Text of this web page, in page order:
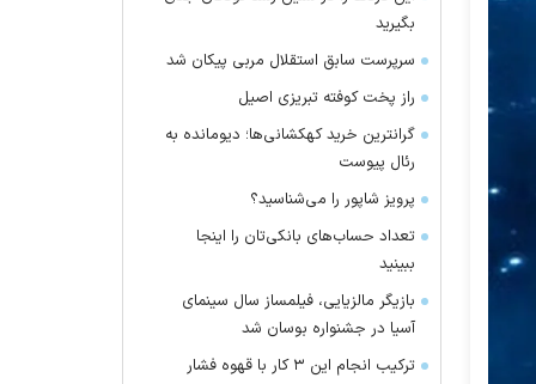
بگیرید
سرپرست سابق استقلال مربی پیکان شد
راز پخت کوفته تبریزی اصیل
گرانترین خرید کهکشانی‌ها؛ دیومانده به
رئال پیوست
پرویز شاپور را می‌شناسید؟
تعداد حساب‌های بانکی‌تان را اینجا
ببینید
بازیگر مالزیایی، فیلمساز سال سینمای
آسیا در جشنواره بوسان شد
ترکیب انجام این ۳ کار با قهوه فشار